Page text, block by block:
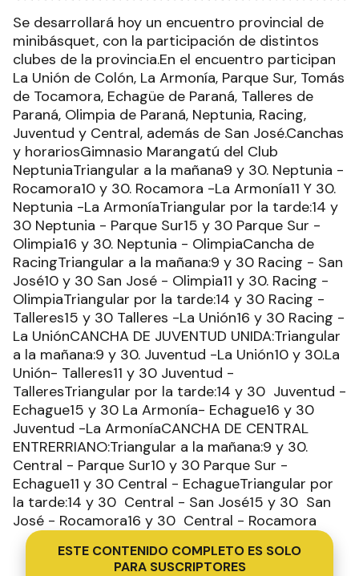
Se desarrollará hoy un encuentro provincial de
minibásquet, con la participación de distintos
clubes de la provincia.En el encuentro participan
La Unión de Colón, La Armonía, Parque Sur, Tomás
de Tocamora, Echagüe de Paraná, Talleres de
Paraná, Olimpia de Paraná, Neptunia, Racing,
Juventud y Central, además de San José.Canchas
y horariosGimnasio Marangatú del Club
NeptuniaTriangular a la mañana9 y 30. Neptunia -
Rocamora10 y 30. Rocamora -La Armonía11 Y 30.
Neptunia -La ArmoníaTriangular por la tarde:14 y
30 Neptunia - Parque Sur15 y 30 Parque Sur -
Olimpia16 y 30. Neptunia - OlimpiaCancha de
RacingTriangular a la mañana:9 y 30 Racing - San
José10 y 30 San José - Olimpia11 y 30. Racing -
OlimpiaTriangular por la tarde:14 y 30 Racing -
Talleres15 y 30 Talleres -La Unión16 y 30 Racing -
La UniónCANCHA DE JUVENTUD UNIDA:Triangular
a la mañana:9 y 30. Juventud -La Unión10 y 30.La
Unión- Talleres11 y 30 Juventud -
TalleresTriangular por la tarde:14 y 30 Juventud -
Echague15 y 30 La Armonía- Echague16 y 30
Juventud -La ArmoníaCANCHA DE CENTRAL
ENTRERRIANO:Triangular a la mañana:9 y 30.
Central - Parque Sur10 y 30 Parque Sur -
Echague11 y 30 Central - EchagueTriangular por
la tarde:14 y 30 Central - San José15 y 30 San
José - Rocamora16 y 30 Central - Rocamora
ESTE CONTENIDO COMPLETO ES SOLO
PARA SUSCRIPTORES